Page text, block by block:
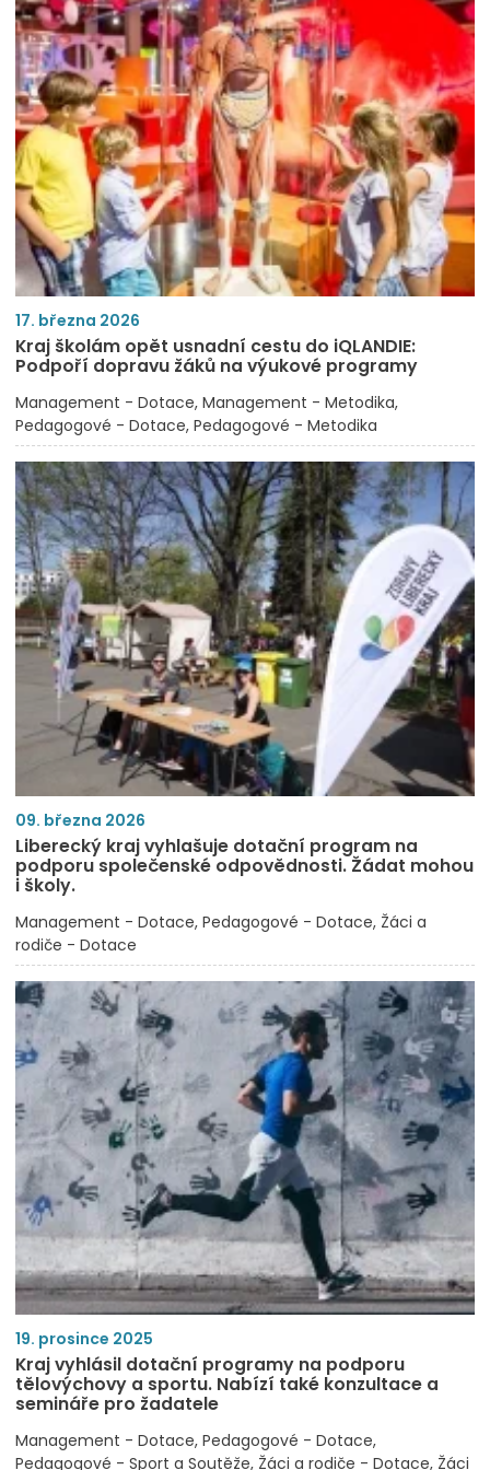
17. března 2026
Kraj školám opět usnadní cestu do iQLANDIE:
Podpoří dopravu žáků na výukové programy
Management - Dotace Management - Metodika
Pedagogové - Dotace Pedagogové - Metodika
09. března 2026
Liberecký kraj vyhlašuje dotační program na
podporu společenské odpovědnosti. Žádat mohou
i školy.
Management - Dotace Pedagogové - Dotace Žáci a
rodiče - Dotace
19. prosince 2025
Kraj vyhlásil dotační programy na podporu
tělovýchovy a sportu. Nabízí také konzultace a
semináře pro žadatele
Management - Dotace Pedagogové - Dotace
Pedagogové - Sport a Soutěže Žáci a rodiče - Dotace Žáci